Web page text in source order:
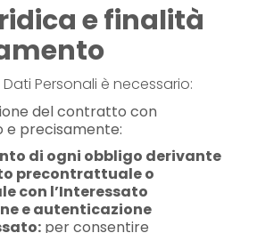
e finalità
Personali è necessario:
del contratto con
e precisamente:
di ogni obbligo derivante
precontrattuale o
con l’Interessato
e autenticazione
per consentire